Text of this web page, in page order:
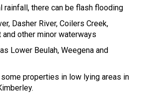
rainfall, there can be flash flooding
Dasher River, Coilers Creek,
other minor waterways
Lower Beulah, Weegena and
properties in low lying areas in